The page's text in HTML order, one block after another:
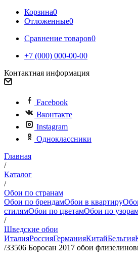
Корзина0
Отложенные0
Сравнение товаров0
+7 (000) 000-00-00
Контактная информация
Facebook
Вконтакте
Instagram
Одноклассники
Главная
/
Каталог
/
Обои по странам
Обои по брендамОбои в квартиру
стилямОбои по цветамОбои по
/
Шведские обои
ИталияРоссияГерманияКитайБельгия
/33506 Боросан 2017 обои